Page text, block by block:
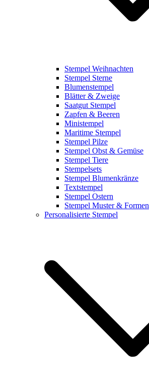
Stempel Weihnachten
Stempel Sterne
Blumenstempel
Blätter & Zweige
Saatgut Stempel
Zapfen & Beeren
Ministempel
Maritime Stempel
Stempel Pilze
Stempel Obst & Gemüse
Stempel Tiere
Stempelsets
Stempel Blumenkränze
Textstempel
Stempel Ostern
Stempel Muster & Formen
Personalisierte Stempel